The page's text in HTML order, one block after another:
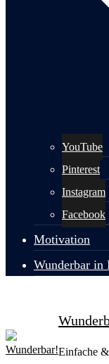
YouTube
Pinterest
Instagram
Facebook
Motivation
Wunderbar in
Einfache